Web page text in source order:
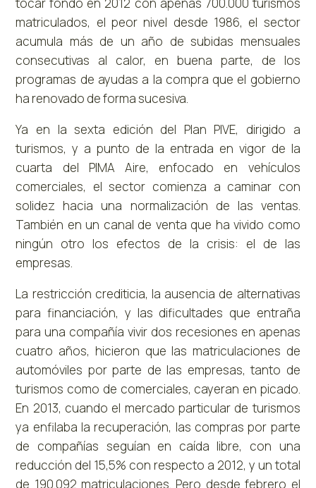
tocar fondo en 2012 con apenas 700.000 turismos
matriculados, el peor nivel desde 1986, el sector
acumula más de un año de subidas mensuales
consecutivas al calor, en buena parte, de los
programas de ayudas a la compra que el gobierno
ha renovado de forma sucesiva.
Ya en la sexta edición del Plan PIVE, dirigido a
turismos, y a punto de la entrada en vigor de la
cuarta del PIMA Aire, enfocado en vehículos
comerciales, el sector comienza a caminar con
solidez hacia una normalización de las ventas.
También en un canal de venta que ha vivido como
ningún otro los efectos de la crisis: el de las
empresas.
La restricción crediticia, la ausencia de alternativas
para financiación, y las dificultades que entraña
para una compañía vivir dos recesiones en apenas
cuatro años, hicieron que las matriculaciones de
automóviles por parte de las empresas, tanto de
turismos como de comerciales, cayeran en picado.
En 2013, cuando el mercado particular de turismos
ya enfilaba la recuperación, las compras por parte
de compañías seguían en caída libre, con una
reducción del 15,5% con respecto a 2012, y un total
de 190.092 matriculaciones. Pero desde febrero el